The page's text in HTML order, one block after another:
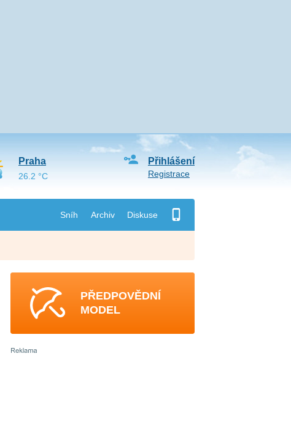
Sníh Archiv Diskuse
Přihlášení
Registrace
Praha
26.2 °C
PŘEDPOVĚDNÍ
MODEL